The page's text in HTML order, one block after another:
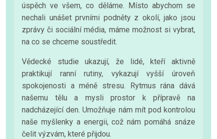
úspěch ve všem, co děláme. Místo abychom se
nechali unášet prvními podněty z okolí, jako jsou
zprávy či sociální média, máme možnost si vybrat,
na co se chceme soustředit.
Vědecké studie ukazují, že lidé, kteří aktivně
praktikují ranní rutiny, vykazují vyšší úroveň
spokojenosti a méně stresu. Rytmus rána dává
našemu tělu a mysli prostor k přípravě na
nadcházející den. Umožňuje nám mít pod kontrolou
naše myšlenky a energii, což nám pomáhá snáze
čelit výzvám, které přijdou.